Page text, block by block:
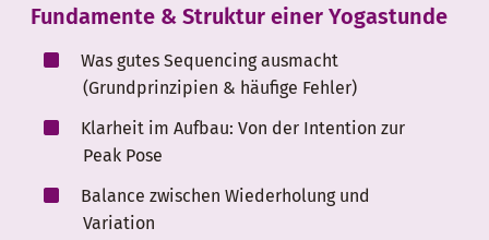
Fundamente & Struktur einer Yogastunde
Was gutes Sequencing ausmacht
(Grundprinzipien & häufige Fehler)
Klarheit im Aufbau: Von der Intention zur
Peak Pose
Balance zwischen Wiederholung und
Variation